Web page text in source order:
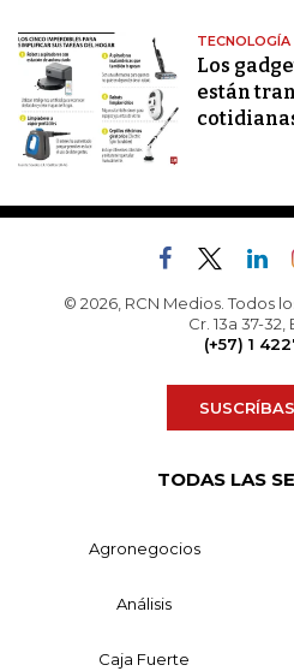
TECNOLOGÍA
Los
están
© 2026, RCN Medios. Todos
Cr. 13a 37-
(+57) 1
TODAS LAS
Agronegocios
Análisis
Caja Fuerte